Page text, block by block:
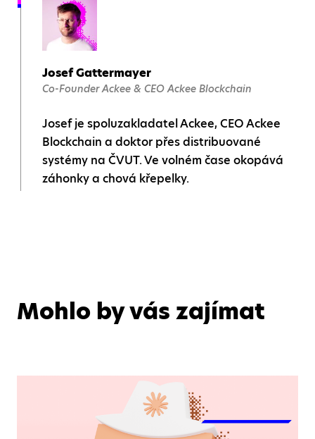
Josef Gattermayer
Co-Founder Ackee & CEO Ackee Blockchain
Josef je spoluzakladatel Ackee, CEO Ackee
Blockchain a doktor přes distribuované
systémy na ČVUT. Ve volném čase okopává
záhonky a chová křepelky.
Mohlo by vás zajímat